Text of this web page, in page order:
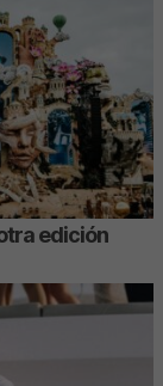
edición